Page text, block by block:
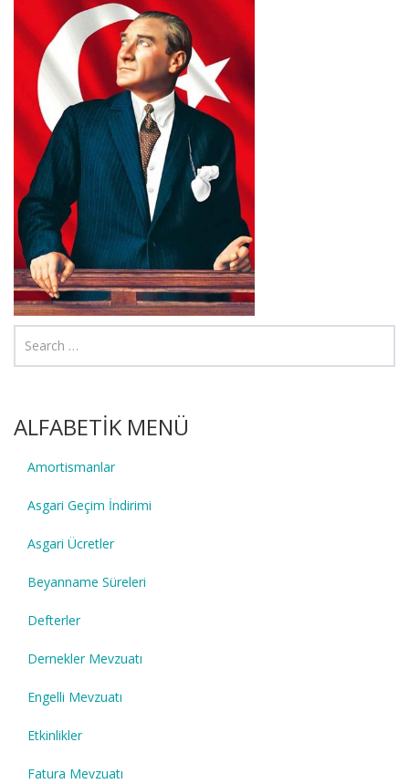
ALFABETİK MENÜ
Amortismanlar
Asgari Geçim İndirimi
Asgari Ücretler
Beyanname Süreleri
Defterler
Dernekler Mevzuatı
Engelli Mevzuatı
Etkinlikler
Fatura Mevzuatı